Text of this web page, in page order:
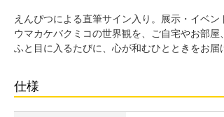
えんぴつによる直筆サイン入り。展示・イベ
ウマカケバクミコの世界観を、ご自宅やお部屋
ふと目に入るたびに、心が和むひとときをお届
仕様